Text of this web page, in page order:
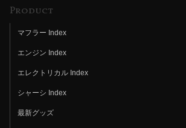
Product
マフラー Index
エンジン Index
エレクトリカル Index
シャーシ Index
最新グッズ